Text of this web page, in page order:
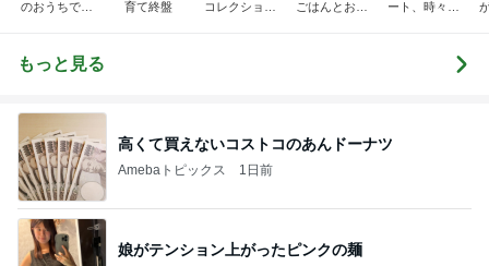
のおうちでご
育て終盤
コレクション
ごはんとお弁
ート、時々キ
もっと見る
高くて買えないコストコのあんドーナツ
Amebaトピックス 1日前
娘がテンション上がったピンクの麺